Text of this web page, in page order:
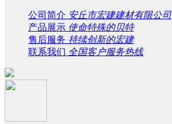
公司简介 安丘市宏建建材有限公司
产品展示 使命特殊的贝特
售后服务 持续创新的宏建
联系我们 全国客户服务热线